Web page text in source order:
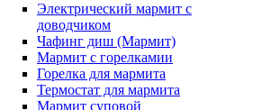
Электрический мармит с
доводчиком
Чафинг диш (Мармит)
Мармит с горелкамии
Горелка для мармита
Термостат для мармита
Мармит суповой